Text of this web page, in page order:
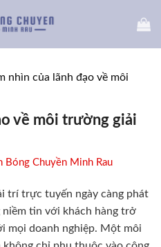
nhìn của lãnh đạo về môi
về môi trường giải
Bóng Chuyền Minh Rau
trí trực tuyến ngày càng phát
tin với khách hàng trở
mọi doanh nghiệp. Một môi